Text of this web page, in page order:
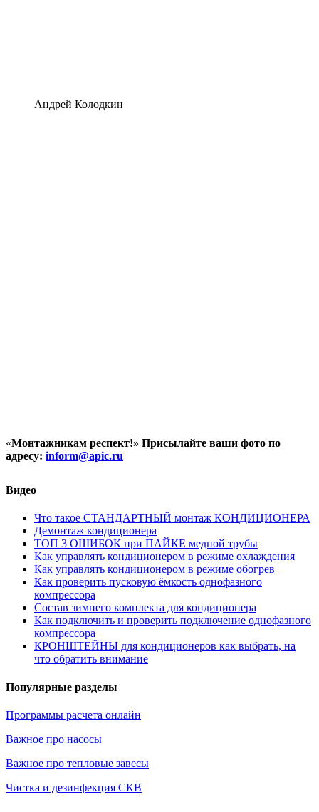
Андрей Колодкин
«Монтажникам респект!» Присылайте ваши фото по
адресу: inform@apic.ru
Видео
Что такое СТАНДАРТНЫЙ монтаж КОНДИЦИОНЕРА
Демонтаж кондиционера
ТОП 3 ОШИБОК при ПАЙКЕ медной трубы
Как управлять кондиционером в режиме охлаждения
Как управлять кондиционером в режиме обогрев
Как проверить пусковую ёмкость однофазного
компрессора
Состав зимнего комплекта для кондиционера
Как подключить и проверить подключение однофазного
компрессора
КРОНШТЕЙНЫ для кондиционеров как выбрать, на
что обратить внимание
Популярные разделы
Программы расчета онлайн
Важное про насосы
Важное про тепловые завесы
Чистка и дезинфекция СКВ